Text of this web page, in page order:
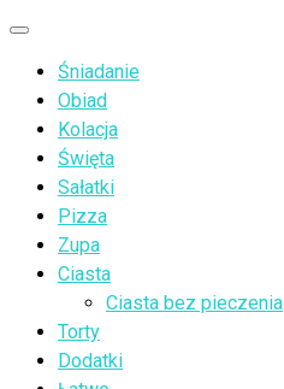
Przejdź
treści
Menu
Śniadanie
Obiad
Kolacja
Święta
Sałatki
Pizza
Zupa
Ciasta
Ciasta bez pieczenia
Torty
Dodatki